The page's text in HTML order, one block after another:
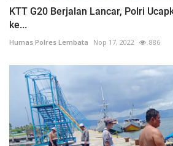
KTT G20 Berjalan Lancar, Polri
ke...
Humas Polres Lembata Nop 17, 2022 886